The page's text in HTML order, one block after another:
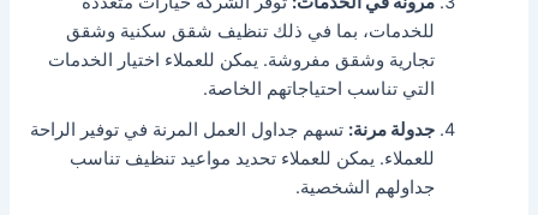
للخدمات، بما في ذلك تنظيف شقق سكنية وشقق
تجارية وشقق مفروشة. يمكن للعملاء اختيار الخدمات
التي تناسب احتياجاتهم الخاصة.
جدولة مرنة: تسهم جداول العمل المرنة في توفير الراحة
للعملاء. يمكن للعملاء تحديد مواعيد تنظيف تناسب
جداولهم الشخصية.